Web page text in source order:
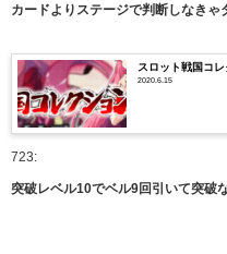
カードよりステージで判断しなきゃ
スロット戦国コ
2020.6.15
723:
突破レベル10でベル9回引いて突破